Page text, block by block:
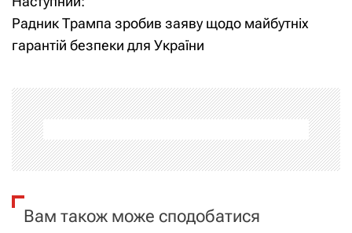
в
і
а
ц
і
я
Радник Трампа зробив заяву щодо майбутніх
гарантій безпеки для України
Вам також може сподобатися